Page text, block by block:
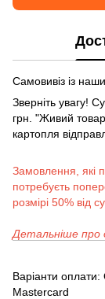
Самовивіз із
Зверніть увагу!
грн. "Живий
картопля
Замовлення, які
потребуєть
розмірі 50% від
Детальніше про
Варіанти
Mastercard